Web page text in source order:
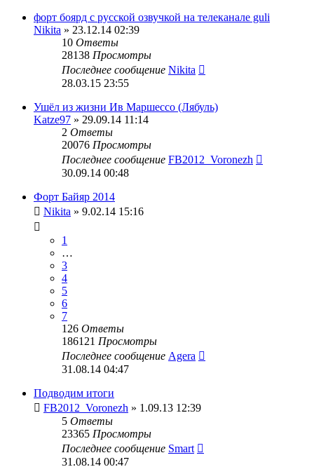
форт боярд с русской озвучкой на телеканале guli
Nikita » 23.12.14 02:39
10 Ответы
28138 Просмотры
Последнее сообщение Nikita
28.03.15 23:55
Ушёл из жизни Ив Маршессо (Лябуль)
Katze97 » 29.09.14 11:14
2 Ответы
20076 Просмотры
Последнее сообщение FB2012_Voronezh
30.09.14 00:48
Форт Байяр 2014
Nikita » 9.02.14 15:16
1
…
3
4
5
6
7
126 Ответы
186121 Просмотры
Последнее сообщение Agera
31.08.14 04:47
Подводим итоги
FB2012_Voronezh » 1.09.13 12:39
5 Ответы
23365 Просмотры
Последнее сообщение Smart
31.08.14 00:47